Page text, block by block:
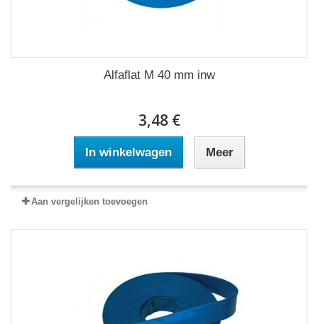
Alfaflat M 40 mm inw
3,48 €
In winkelwagen Meer
Aan vergelijken toevoegen